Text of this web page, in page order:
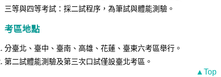
三等與四等考試：採二試程序，為筆試與體能測驗。
考區地點
分臺北、臺中、臺南、高雄、花蓮、臺東六考區舉行。
第二試體能測驗及第三次口試僅設臺北考區。
▲Top